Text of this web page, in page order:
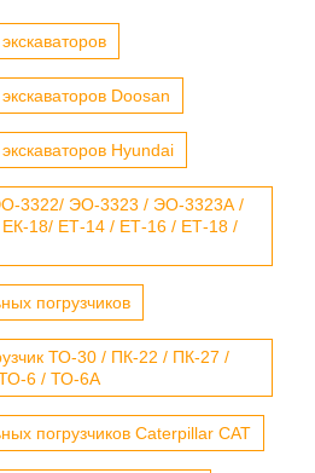
Doosan
Hyundai
3322/ ЭО-3323 / ЭО-3323А /
18/ ЕТ-14 / ЕТ-16 / ЕТ-18 /
погрузчиков
ТО-30 / ПК-22 / ПК-27 /
6 / ТО-6А
погрузчиков Caterpillar CAT